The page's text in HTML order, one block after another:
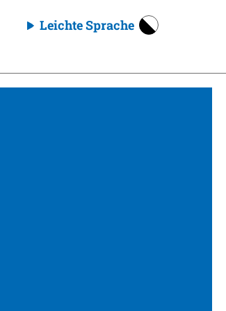
Leichte Sprache